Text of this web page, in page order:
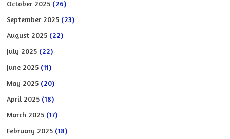
October 2025 (26)
September 2025 (23)
August 2025 (22)
July 2025 (22)
June 2025 (11)
May 2025 (20)
April 2025 (18)
March 2025 (17)
February 2025 (18)